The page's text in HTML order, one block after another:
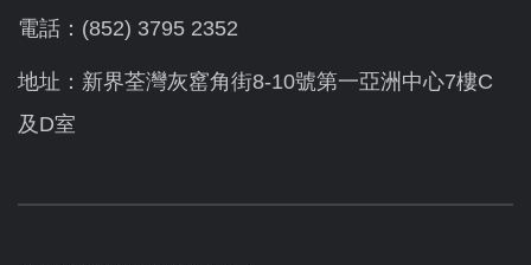
電話：(852) 3795 2352
地址：新界荃灣灰窰角街8-10號第一亞洲中心7樓C
及D室